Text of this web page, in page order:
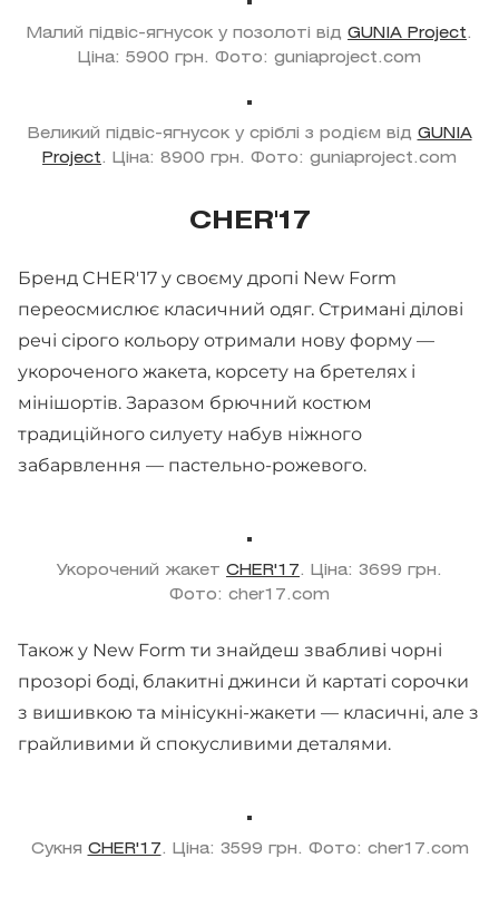
Малий підвіс-ягнусок у позолоті від GUNIA Project.
Ціна: 5900 грн. Фото: guniaproject.com
Великий підвіс-ягнусок у сріблі з родієм від GUNIA
Project. Ціна: 8900 грн. Фото: guniaproject.com
CHER'17
Бренд CHER'17 у своєму дропі New Form
переосмислює класичний одяг. Стримані ділові
речі сірого кольору отримали нову форму —
укороченого жакета, корсету на бретелях і
мінішортів. Заразом брючний костюм
традиційного силуету набув ніжного
забарвлення — пастельно-рожевого.
Укорочений жакет CHER'17. Ціна: 3699 грн.
Фото: cher17.com
Також у New Form ти знайдеш звабливі чорні
прозорі боді, блакитні джинси й картаті сорочки
з вишивкою та мінісукні-жакети — класичні, але з
грайливими й спокусливими деталями.
Сукня CHER'17. Ціна: 3599 грн. Фото: cher17.com